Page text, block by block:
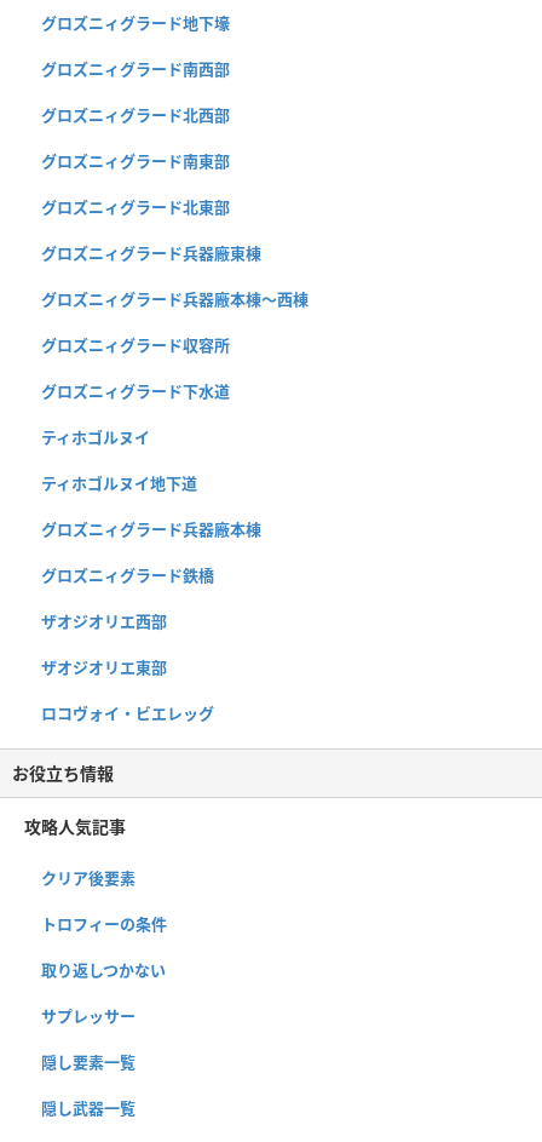
グロズニィグラード地下壕
グロズニィグラード南西部
グロズニィグラード北西部
グロズニィグラード南東部
グロズニィグラード北東部
グロズニィグラード兵器廠東棟
グロズニィグラード兵器廠本棟〜西棟
グロズニィグラード収容所
グロズニィグラード下水道
ティホゴルヌイ
ティホゴルヌイ地下道
グロズニィグラード兵器廠本棟
グロズニィグラード鉄橋
ザオジオリエ西部
ザオジオリエ東部
ロコヴォイ・ビエレッグ
お役立ち情報
攻略人気記事
クリア後要素
トロフィーの条件
取り返しつかない
サプレッサー
隠し要素一覧
隠し武器一覧